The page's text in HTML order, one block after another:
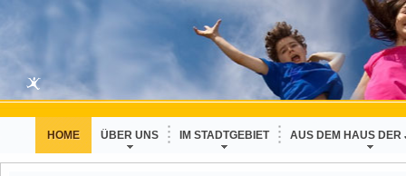
HOME ÜBER UNS IM STADTGEBIET AUS DEM HAUS DER